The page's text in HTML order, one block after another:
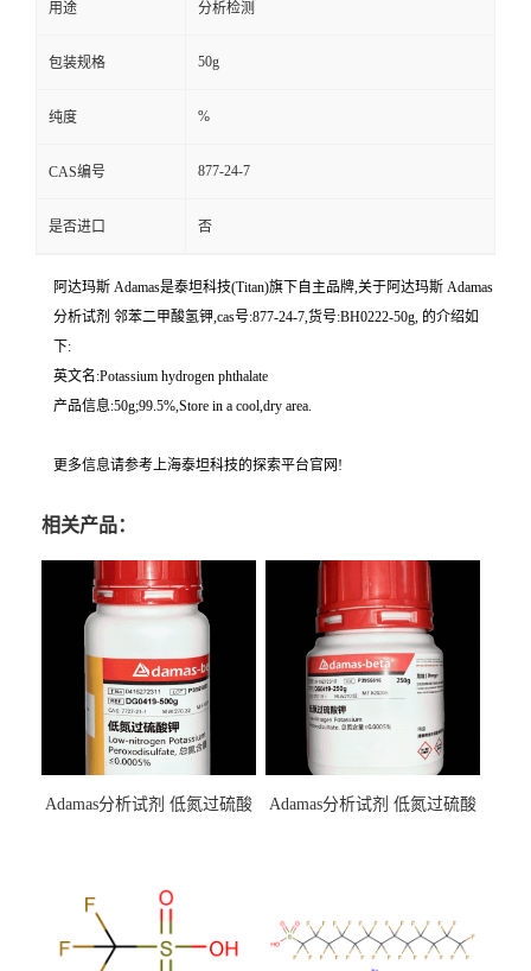
用途 分析检测
包装规格 50g
纯度 %
CAS编号 877-24-7
是否进口 否
阿达玛斯 Adamas是泰坦科技(Titan)旗下自主品牌,关于阿达玛斯 Adamas
分析试剂 邻苯二甲酸氢钾,cas号:877-24-7,货号:BH0222-50g, 的介绍如
下:
英文名:Potassium hydrogen phthalate
产品信息:50g;99.5%,Store in a cool,dry area.
更多信息请参考上海泰坦科技的探索平台官网!
相关产品：
Adamas分析试剂 低氮过硫酸
（泰坦现货供应）
Adamas分析试剂 低氮过硫酸